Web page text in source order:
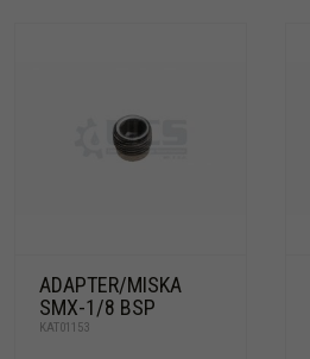
ADAPTER/MISKA
SMX-1/8 BSP
KAT01153